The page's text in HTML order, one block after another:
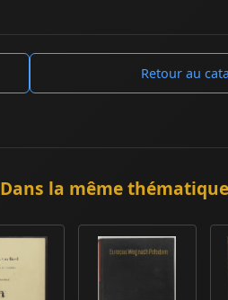
Retour au
Dans la même